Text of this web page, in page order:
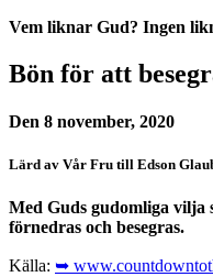
Vem liknar Gud? Ingen
Bön för att
Den 8 november, 2020
Lärd av Vår Fru till Edson
Med Guds gudomliga vilja
förnedras och besegras.
Källa: ➥